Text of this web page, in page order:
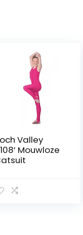
Valley
Mouwloze